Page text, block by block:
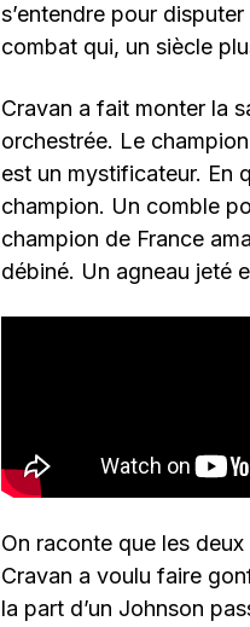
s’entendre pour
combat qui, un siècle
Cravan a fait monter la
orchestrée. Le
est un mystificateur. En
champion. Un comble
champion de France
débiné. Un agneau jeté
On raconte que les
Cravan a voulu faire
la part d’un Johnson